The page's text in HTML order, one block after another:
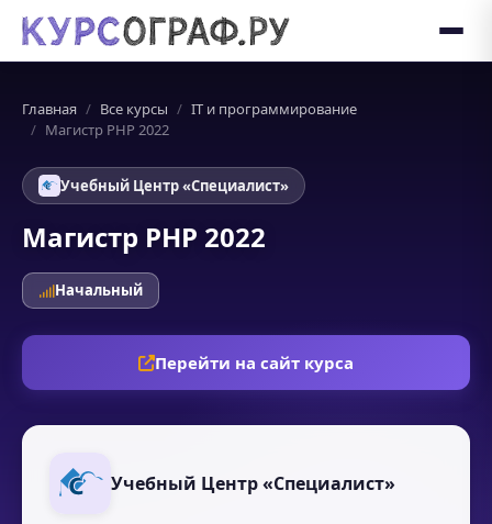
Главная Все курсы
IT и программирование
Магистр PHP 2022
Учебный Центр «Специалист»
Магистр PHP 2022
Начальный
Перейти на сайт курса
Учебный Центр «Специалист»